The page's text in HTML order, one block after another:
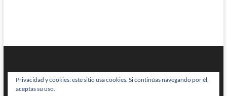
Privacidad y cookies: este sitio usa cookies. Si continúas navegando por él,
aceptas su uso.